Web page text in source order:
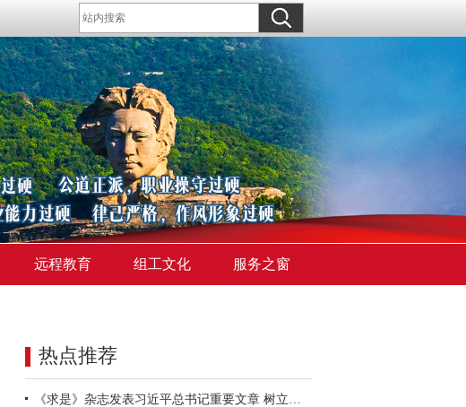
远程教育 组工文化 服务之窗
热点推荐
《求是》杂志发表习近平总书记重要文章 树立和践行正确政绩观